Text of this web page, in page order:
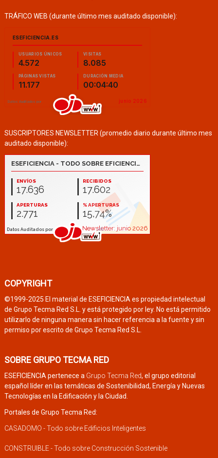
TRÁFICO WEB (durante último mes auditado disponible):
SUSCRIPTORES NEWSLETTER (promedio diario durante último mes
auditado disponible):
COPYRIGHT
©1999-2025 El material de ESEFICIENCIA es propiedad intelectual
de Grupo Tecma Red S.L. y está protegido por ley. No está permitido
utilizarlo de ninguna manera sin hacer referencia a la fuente y sin
permiso por escrito de Grupo Tecma Red S.L.
SOBRE GRUPO TECMA RED
ESEFICIENCIA pertenece a Grupo Tecma Red, el grupo editorial
español líder en las temáticas de Sostenibilidad, Energía y Nuevas
Tecnologías en la Edificación y la Ciudad.
Portales de Grupo Tecma Red:
CASADOMO - Todo sobre Edificios Inteligentes
CONSTRUIBLE - Todo sobre Construcción Sostenible